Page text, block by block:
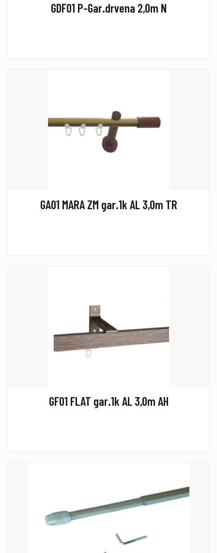
GDF01 P-Gar.drvena 2,0m N
GA01 MARA ZM gar.1k AL 3,0m TR
GF01 FLAT gar.1k AL 3,0m AH